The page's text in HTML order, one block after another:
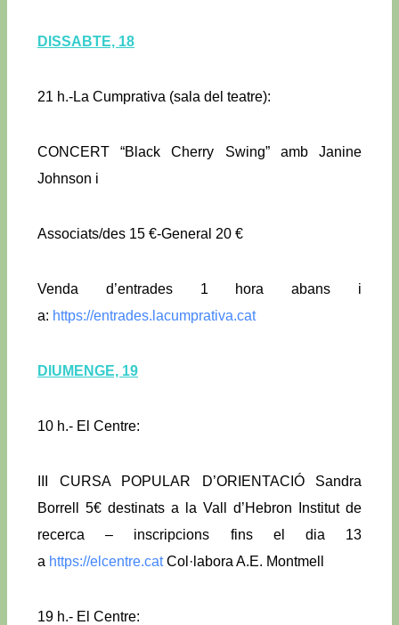
DISSABTE, 18
21 h.-La Cumprativa (sala del teatre):
CONCERT “Black Cherry Swing” amb Janine
Johnson i
Associats/des 15 €-General 20 €
Venda d’entrades 1 hora abans i
a: https://entrades.lacumprativa.cat
DIUMENGE, 19
10 h.- El Centre:
III CURSA POPULAR D’ORIENTACIÓ Sandra
Borrell 5€ destinats a la Vall d’Hebron Institut de
recerca – inscripcions fins el dia 13
a https://elcentre.catCol·labora A.E. Montmell
19 h.- El Centre: